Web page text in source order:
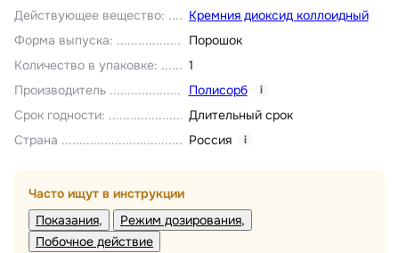
Действующее вещество:
Кремния диоксид коллоидный
Форма выпуска:
Порошок
Количество в упаковке:
1
Производитель
Полисорб i
Срок годности:
Длительный срок
Страна
Россия i
Часто ищут в инструкции
Показания
Режим дозирования
Побочное действие